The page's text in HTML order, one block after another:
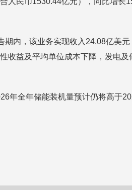
内，该业务实现收入24.08亿美
益及平均单位成本下降，发电
年全年储能装机量预计仍将高于